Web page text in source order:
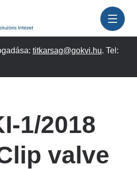
titkarsag@gokvi.hu. Tel:
1/2018
valve